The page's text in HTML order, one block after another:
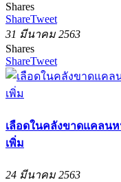
Shares
ShareTweet
31 มีนาคม 2563
Shares
ShareTweet
เลือดในคลังขาดแคลน
เพิ่ม
24 มีนาคม 2563